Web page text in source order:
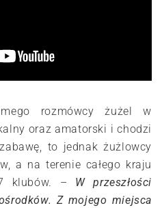
rozmówcy żużel w
oraz amatorski i chodzi
to jednak żużlowcy
a na terenie całego kraju
klubów. – W przeszłości
Z mojego miejsca